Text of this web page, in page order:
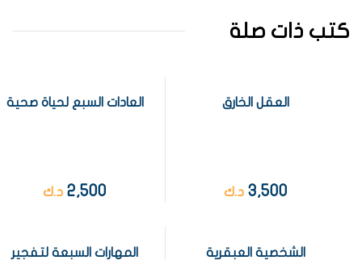
كتب ذات صلة
العقل الخارق
3,500 د.ك
العادات السبع لحياة صحية
2,500 د.ك
الشخصية العبقرية
المهارات السبعة لتفجير